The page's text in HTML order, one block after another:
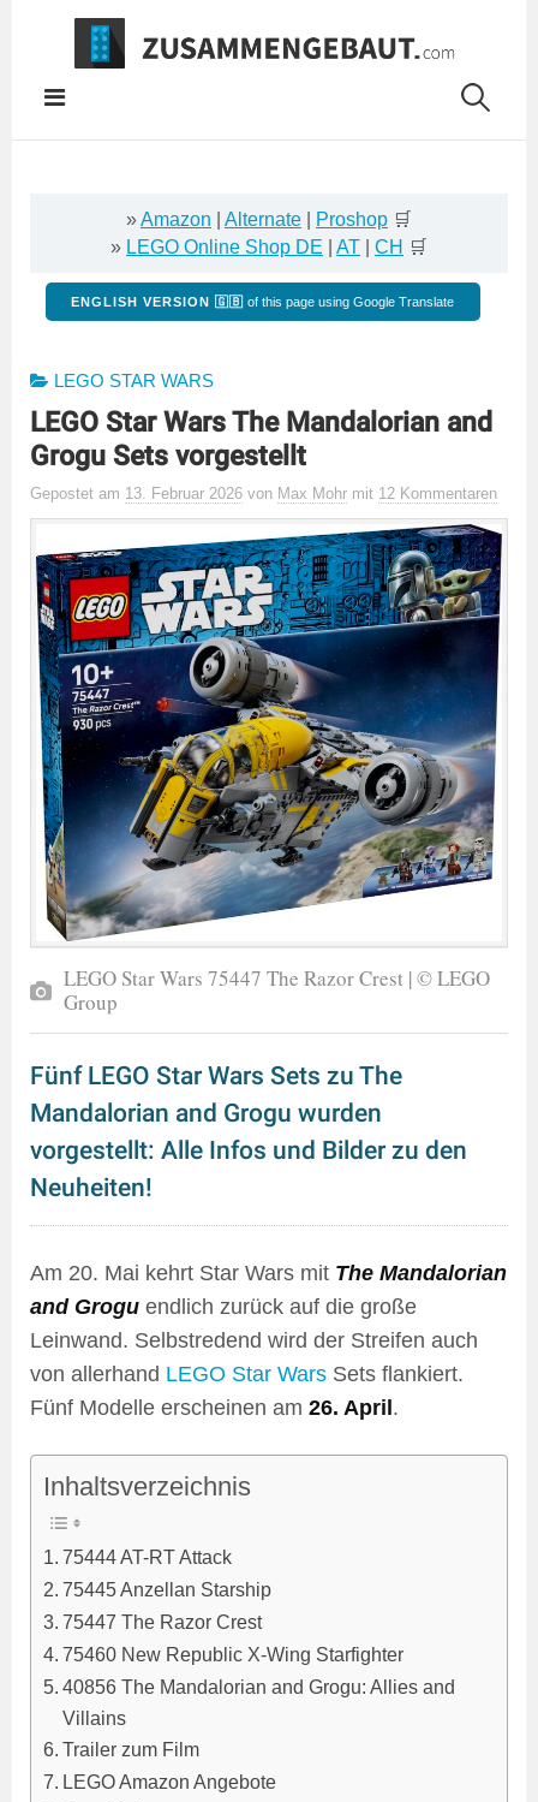
Springe
Inhalt
»Amazon Alternate Proshop 🛒
» LEGO Online Shop DE AT CH 🛒
ENGLISH VERSION 🇬🇧 of this page using Google Translate
LEGO STAR WARS
LEGO Star Wars The Mandalorian and
Grogu Sets vorgestellt
Gepostet am 13. Februar 2026 von Max Mohr mit 12 Kommentaren
LEGO Star Wars 75447 The Razor Crest | © LEGO
Group
Fünf LEGO Star Wars Sets zu The
Mandalorian and Grogu wurden
vorgestellt: Alle Infos und Bilder zu den
Neuheiten!
Am 20. Mai kehrt Star Wars mit The Mandalorian
and Grogu endlich zurück auf die große
Leinwand. Selbstredend wird der Streifen auch
von allerhand LEGO Star Wars Sets flankiert.
Fünf Modelle erscheinen am 26. April .
Inhaltsverzeichnis
75444 AT-RT Attack
75445 Anzellan Starship
75447 The Razor Crest
75460 New Republic X-Wing Starfighter
40856 The Mandalorian and Grogu: Allies and
Villains
Trailer zum Film
LEGO Amazon Angebote